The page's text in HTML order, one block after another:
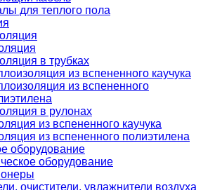
для теплого пола
в трубках
из вспененного каучука
из вспененного
в рулонах
из вспененного каучука
из вспененного полиэтилена
оборудование
оборудование
очистители, увлажнители воздуха